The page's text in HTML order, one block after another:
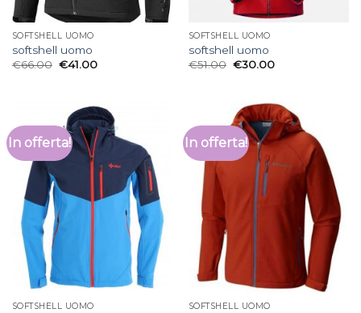
SOFTSHELL UOMO
softshell uomo
€66.00 €41.00
SOFTSHELL UOMO
softshell uomo
€51.00 €30.00
In offerta!
SOFTSHELL UOMO
In offerta!
SOFTSHELL UOMO